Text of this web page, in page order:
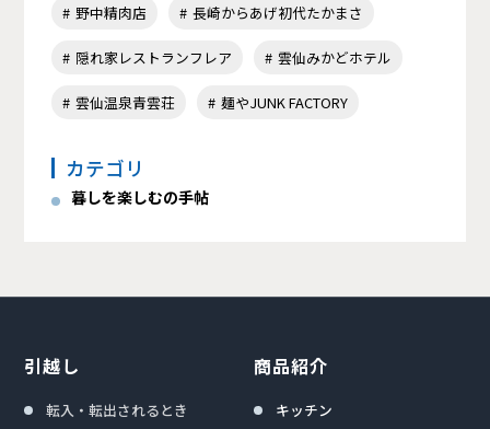
野中精肉店 長崎からあげ初代たかまさ
隠れ家レストランフレア 雲仙みかどホテル
雲仙温泉青雲荘 麺やJUNK FACTORY
カテゴリ
暮しを楽しむの手帖
引越し
転入・転出されるとき
商品紹介
キッチン